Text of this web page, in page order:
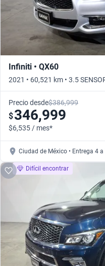
Infiniti • QX60
2021 • 60,521 km • 3.5
Precio desde$386,999
$346,999
$6,535 / mes*
Ciudad de México • Entrega 4
Difícil encontrar